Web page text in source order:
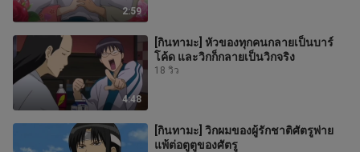
2:59
4:48
[กินทามะ] หัวของทุกคนกลายเป็นบาร์
โค้ด และวิกก็กลายเป็นวิกจริง
18 วิว
[กินทามะ] วิกผมของผู้รักชาติศัตรูพ่าย
แพ้ต่อตูตูของศัตรู